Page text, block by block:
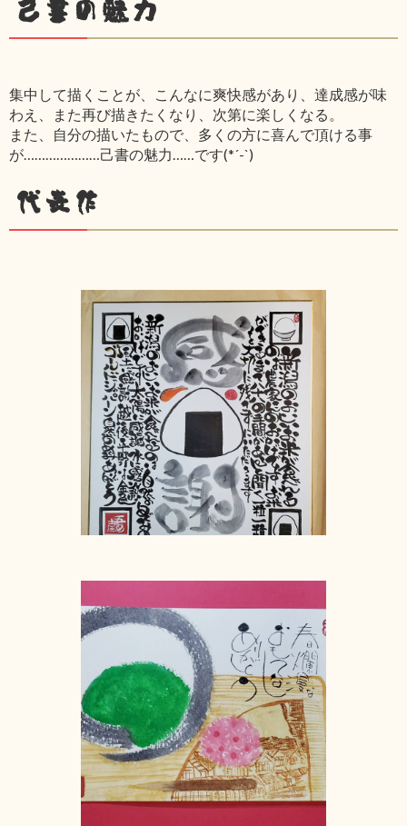
己書の魅力
集中して描くことが、こんなに爽快感があり、達成感が味
わえ、また再び描きたくなり、次第に楽しくなる。
また、自分の描いたもので、多くの方に喜んで頂ける事
が…………………己書の魅力……です(*´-`)
代表作